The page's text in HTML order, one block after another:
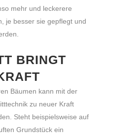
mehr und leckerere
je besser sie gepflegt und
BRINGT
Bäumen kann mit der
zu neuer Kraft
Steht beispielsweise auf
Grundstück ein